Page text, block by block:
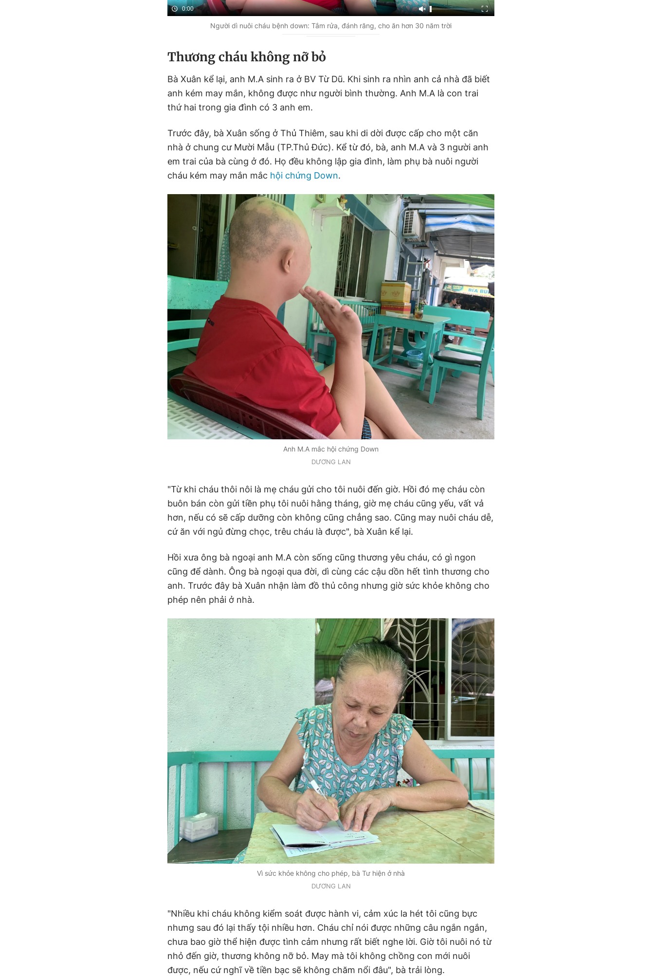
0:00
Người dì nuôi cháu bệnh down: Tắm rửa, đánh răng, cho ăn hơn 30 năm trời
Thương cháu không nỡ bỏ
Bà Xuân kể lại, anh M.A sinh ra ở BV Từ Dũ. Khi sinh ra nhìn anh cả nhà đã biết
anh kém may mắn, không được như người bình thường. Anh M.A là con trai
thứ hai trong gia đình có 3 anh em.
Trước đây, bà Xuân sống ở Thủ Thiêm, sau khi di dời được cấp cho một căn
nhà ở chung cư Mười Mẫu (TP.Thủ Đức). Kể từ đó, bà, anh M.A và 3 người anh
em trai của bà cùng ở đó. Họ đều không lập gia đình, làm phụ bà nuôi người
cháu kém may mắn mắc hội chứng Down.
Anh M.A mắc hội chứng Down
DƯƠNG LAN
"Từ khi cháu thôi nôi là mẹ cháu gửi cho tôi nuôi đến giờ. Hồi đó mẹ cháu còn
buôn bán còn gửi tiền phụ tôi nuôi hằng tháng, giờ mẹ cháu cũng yếu, vất vả
hơn, nếu có sẽ cấp dưỡng còn không cũng chẳng sao. Cũng may nuôi cháu dễ,
cứ ăn với ngủ đừng chọc, trêu cháu là được", bà Xuân kể lại.
Hồi xưa ông bà ngoại anh M.A còn sống cũng thương yêu cháu, có gì ngon
cũng để dành. Ông bà ngoại qua đời, dì cùng các cậu dồn hết tình thương cho
anh. Trước đây bà Xuân nhận làm đồ thủ công nhưng giờ sức khỏe không cho
phép nên phải ở nhà.
Vì sức khỏe không cho phép, bà Tư hiện ở nhà
DƯƠNG LAN
"Nhiều khi cháu không kiểm soát được hành vi, cảm xúc la hét tôi cũng bực
nhưng sau đó lại thấy tội nhiều hơn. Cháu chỉ nói được những câu ngắn ngắn,
chưa bao giờ thể hiện được tình cảm nhưng rất biết nghe lời. Giờ tôi nuôi nó từ
nhỏ đến giờ, thương không nỡ bỏ. May mà tôi không chồng con mới nuôi
được, nếu cứ nghĩ về tiền bạc sẽ không chăm nổi đâu", bà trải lòng.